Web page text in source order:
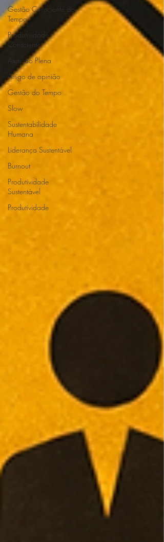
Gestão Consciente do
Tempo
Produtividade
Consciente
Atenção Plena
Artigo de opinião
Gestão do Tempo
Slow
Sustentabilidade
Humana
Liderança Sustentável
Burnout
Produtividade
Sustentável
Produtividade